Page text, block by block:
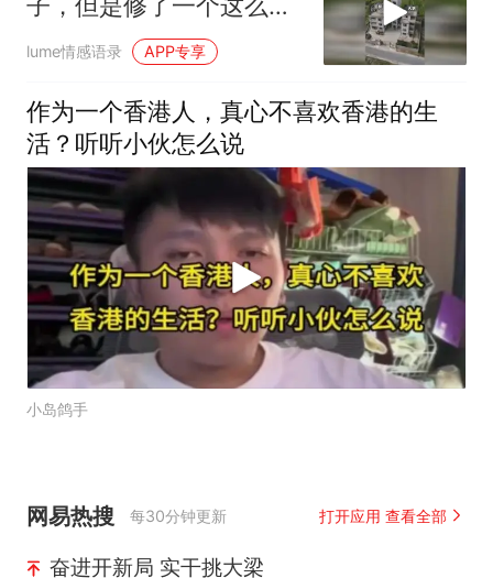
特的造型，真是不可
lume情感语录 APP专享
作为一个香港人，真心不喜欢香港的生
活？听听小伙怎么说
小岛鸽手
网易热搜 每30分钟更新 打开应用 查看全部
奋进开新局 实干挑大梁